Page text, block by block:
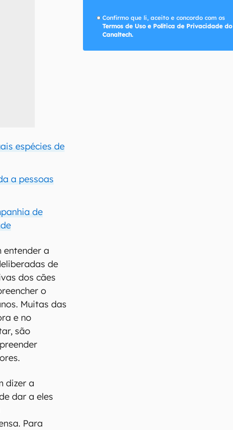
espécies de
a pessoas
de
entender a
de
dos cães
o
Muitas das
e no
são
dizer a
dar a eles
Para
Confirmo que li, aceito e concordo com os
Termos de Uso e Política de Privacidade do
Canaltech.